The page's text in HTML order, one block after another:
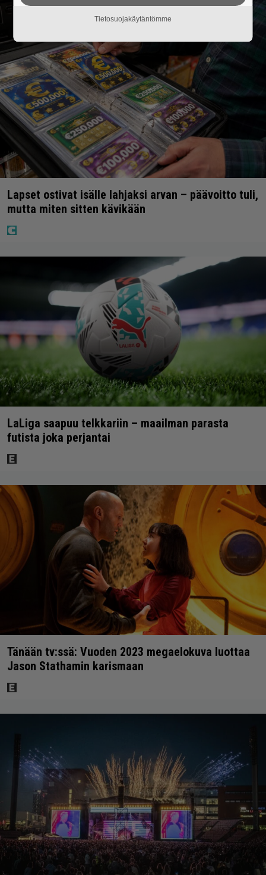
Lapset ostivat isälle lahjaksi arvan – päävoitto tuli,
mutta miten sitten kävikään
LaLiga saapuu telkkariin – maailman parasta
futista joka perjantai
Tänään tv:ssä: Vuoden 2023 megaelokuva luottaa
Jason Stathamin karismaan
Tietosuojakäytäntömme